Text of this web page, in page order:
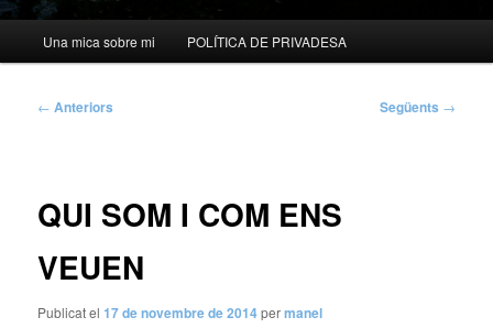
Una mica sobre mi POLÍTICA DE PRIVADESA
Navegació
← Anteriors Següents →
QUI SOM I COM ENS
VEUEN
Publicat el17 de novembre de 2014permanel